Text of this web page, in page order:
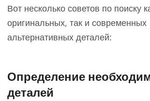
Вот несколько советов по поиску
оригинальных, так и современных
альтернативных деталей:
Определение
деталей